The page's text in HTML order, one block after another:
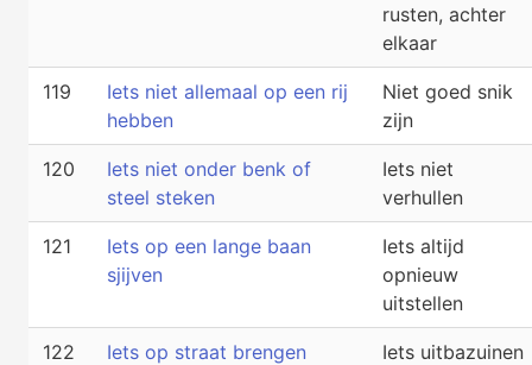
rusten, achter
elkaar
119
Iets niet allemaal op een rij
hebben
Niet goed snik
zijn
120
Iets niet onder benk of
steel steken
Iets niet
verhullen
121
Iets op een lange baan
sjijven
Iets altijd
opnieuw
uitstellen
122 Iets op straat brengen Iets uitbazuinen